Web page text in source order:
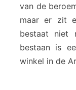
van de
maar er zit
bestaat niet
bestaan is
winkel in de